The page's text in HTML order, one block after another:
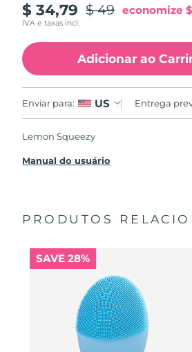
$ 34,79 $ 49 economize
IVA e taxas incl.
Adicionar ao
Enviar para: US Entrega
Lemon Squeezy
Manual do usuário
PRODUTOS
SAVE 28%